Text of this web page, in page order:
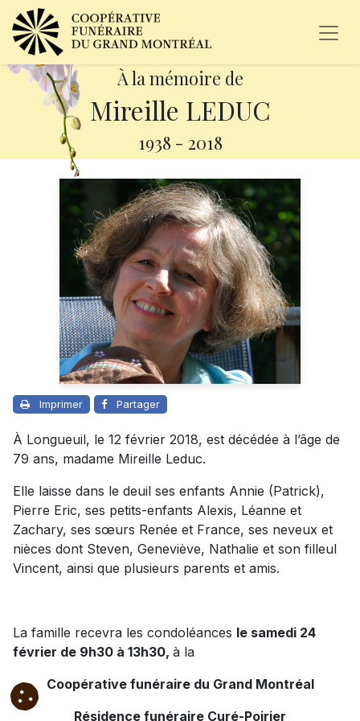
À la mémoire de
Mireille LEDUC
1938 - 2018
Imprimer Partager
À Longueuil, le 12 février 2018, est décédée à l’âge de
79 ans, madame Mireille Leduc.
Elle laisse dans le deuil ses enfants Annie (Patrick),
Pierre Eric, ses petits-enfants Alexis, Léanne et
Zachary, ses sœurs Renée et France, ses neveux et
nièces dont Steven, Geneviève, Nathalie et son filleul
Vincent, ainsi que plusieurs parents et amis.
La famille recevra les condoléances le samedi 24
février de 9h30 à 13h30, à la
Coopérative funéraire du Grand Montréal
Résidence funéraire Curé-Poirier